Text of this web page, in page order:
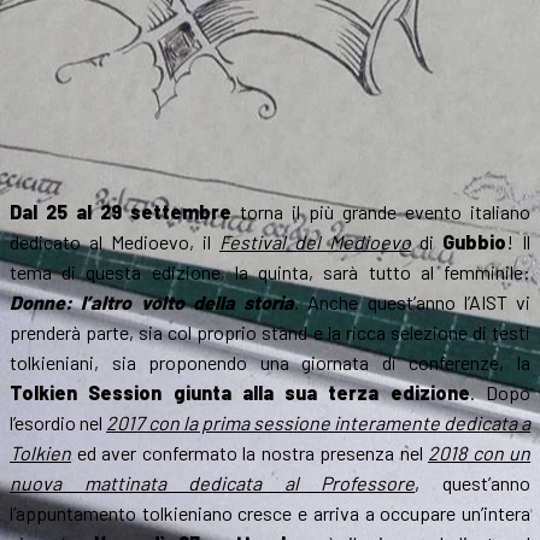
Dal 25 al 29 settembretorna il più grande evento italiano
dedicato al Medioevo, il Festival del Medioevodi Gubbio! Il
tema di questa edizione, la quinta, sarà tutto al femminile:
Donne: l’altro volto della storia. Anche quest’anno l’AIST vi
prenderà parte, sia col proprio stand e la ricca selezione di testi
tolkieniani, sia proponendo una giornata di conferenze, la
Tolkien Session giunta alla sua terza edizione. Dopo
l’esordio nel 2017 con la prima sessione interamente dedicata a
Tolkien ed aver confermato la nostra presenza nel 2018 con un
nuova mattinata dedicata al Professore, quest’anno
l’appuntamento tolkieniano cresce e arriva a occupare un’intera